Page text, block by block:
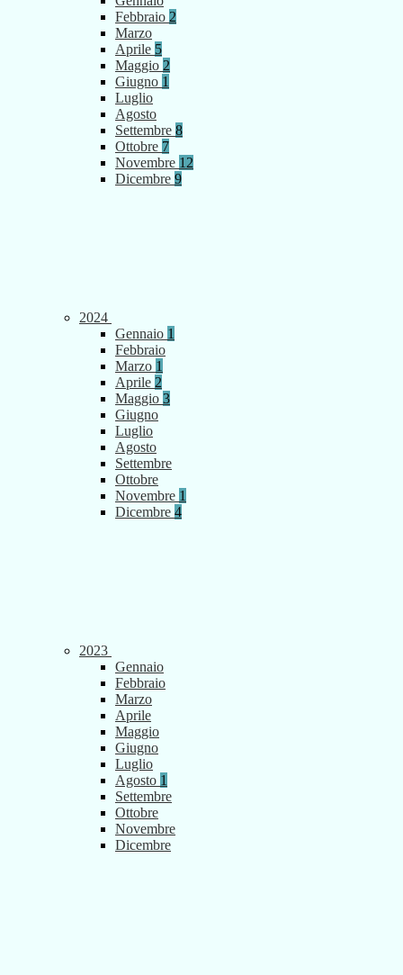
Febbraio 2
Marzo
Aprile 5
Maggio 2
Giugno 1
Luglio
Agosto
Settembre 8
Ottobre 7
Novembre 12
Dicembre 9
2024
Gennaio 1
Febbraio
Marzo 1
Aprile 2
Maggio 3
Giugno
Luglio
Agosto
Settembre
Ottobre
Novembre 1
Dicembre 4
2023
Gennaio
Febbraio
Marzo
Aprile
Maggio
Giugno
Luglio
Agosto 1
Settembre
Ottobre
Novembre
Dicembre